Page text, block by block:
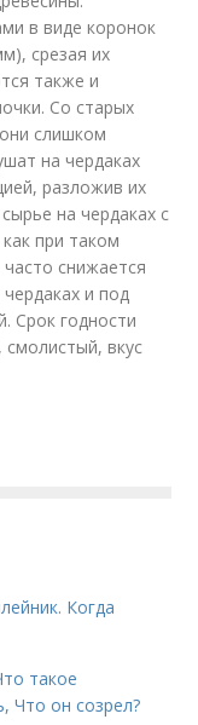
в виде коронок
срезая их
также и
Со старых
слишком
на чердаках
разложив их
на чердаках с
при таком
снижается
и под
Срок годности
вкус
Когда
такое
Что он созрел?